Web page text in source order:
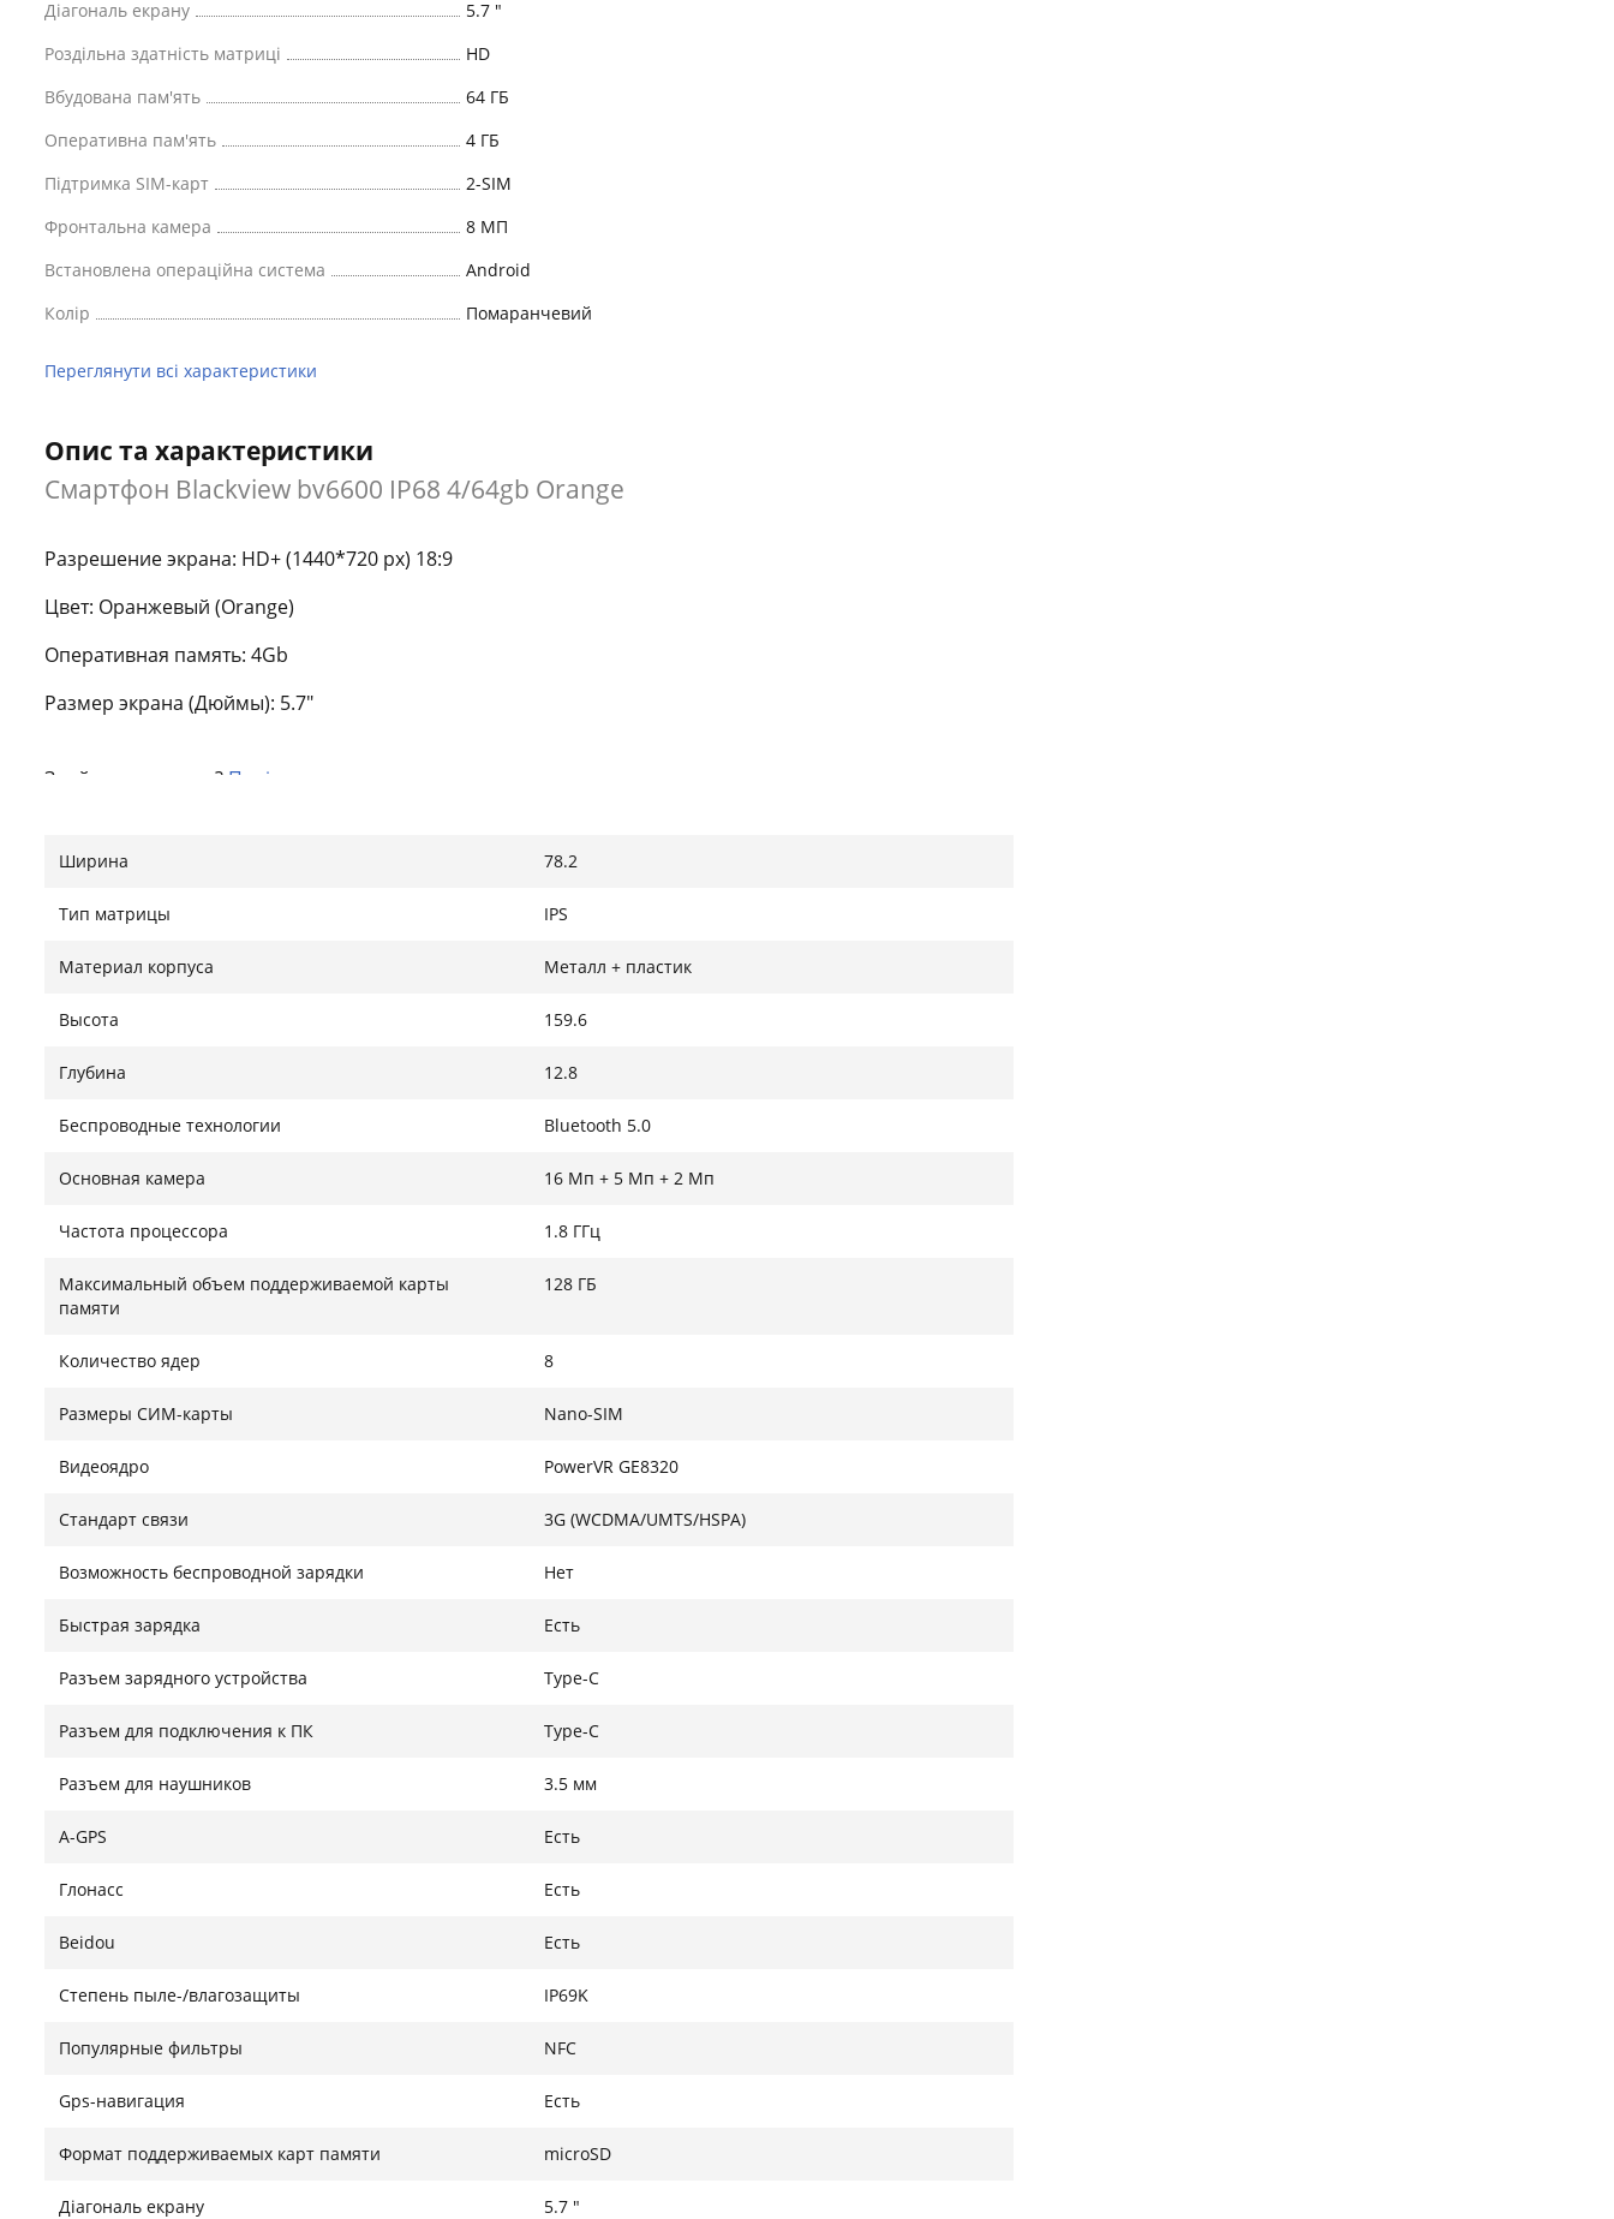
Діагональ екрану
5.7 "
Роздільна здатність матриці
HD
Вбудована пам'ять
64 ГБ
Оперативна пам'ять
4 ГБ
Підтримка SIM-карт
2-SIM
Фронтальна камера
8 МП
Встановлена ​​операційна система
Android
Колір
Помаранчевий
Переглянути всі характеристики
Опис та характеристики
Смартфон Blackview bv6600 IP68 4/64gb Orange
Разрешение экрана: HD+ (1440*720 px) 18:9
Цвет: Оранжевый (Orange)
Оперативная память: 4Gb
Размер экрана (Дюймы): 5.7"
Знайшли помилку? Повідомити
Ширина 78.2
Тип матрицы IPS
Материал корпуса Металл + пластик
Высота 159.6
Глубина 12.8
Беспроводные технологии Bluetooth 5.0
Основная камера 16 Мп + 5 Мп + 2 Мп
Частота процессора 1.8 ГГц
Максимальный объем поддерживаемой карты
памяти
128 ГБ
Количество ядер 8
Размеры СИМ-карты Nano-SIM
Видеоядро PowerVR GE8320
Стандарт связи 3G (WCDMA/UMTS/HSPA)
Возможность беспроводной зарядки Нет
Быстрая зарядка Есть
Разъем зарядного устройства Type-C
Разъем для подключения к ПК Type-C
Разъем для наушников 3.5 мм
A-GPS Есть
Глонасс Есть
Beidou Есть
Степень пыле-/влагозащиты IP69K
Популярные фильтры NFC
Gps-навигация Есть
Формат поддерживаемых карт памяти microSD
Діагональ екрану 5.7 "